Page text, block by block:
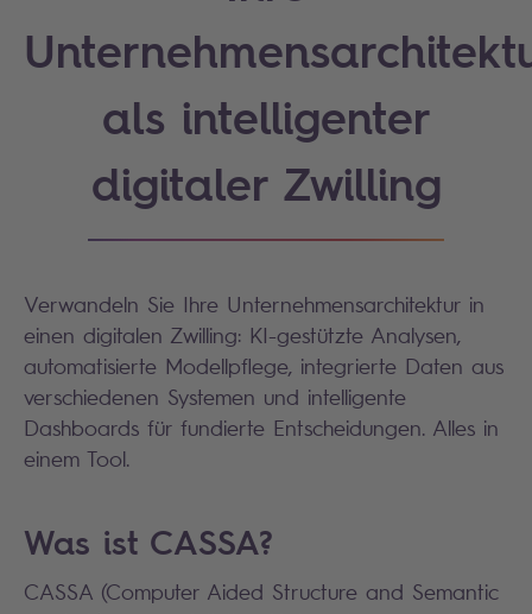
als intelligenter
digitaler Zwilling
Verwandeln Sie Ihre Unternehmensarchitektur in
einen digitalen Zwilling: KI-gestützte Analysen,
automatisierte Modellpflege, integrierte Daten aus
verschiedenen Systemen und intelligente
Dashboards für fundierte Entscheidungen. Alles in
einem Tool.
Was ist CASSA?
CASSA (Computer Aided Structure and Semantic